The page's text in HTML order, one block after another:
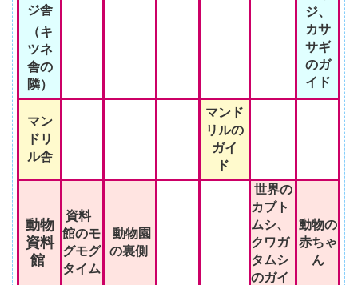
ジ舎
（キ
ツネ
舎の
隣）
ジ、
カサ
サギ
のガ
イド
マン
ドリ
ル舎
マンド
リルの
ガイ
ド
動物
資料
館
資料
館のモ
グモグ
タイム
動物園
の裏側
世界の
カブト
ムシ、
クワガ
タムシ
のガイ
動物の
赤ちゃ
ん